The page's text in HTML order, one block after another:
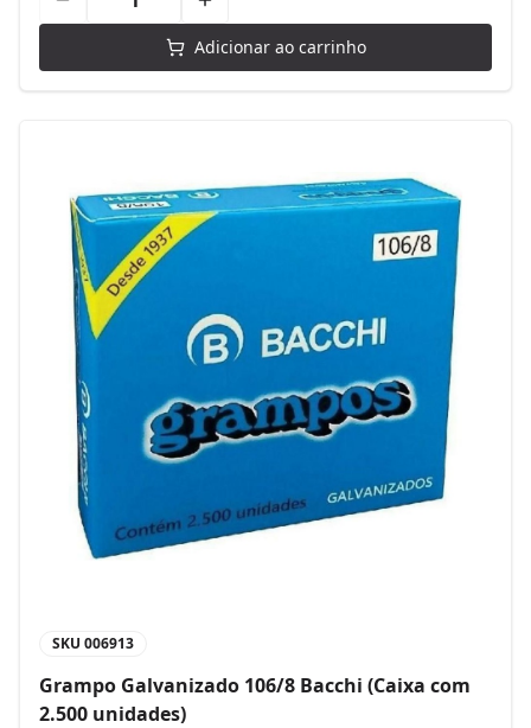
Adicionar ao carrinho
SKU 006913
Grampo Galvanizado 106/8 Bacchi (Caixa com
2.500 unidades)